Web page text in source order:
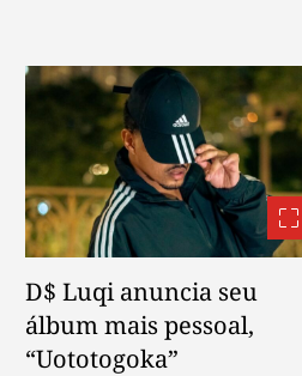
D$ Luqi anuncia seu
álbum mais pessoal,
“Uototogoka”